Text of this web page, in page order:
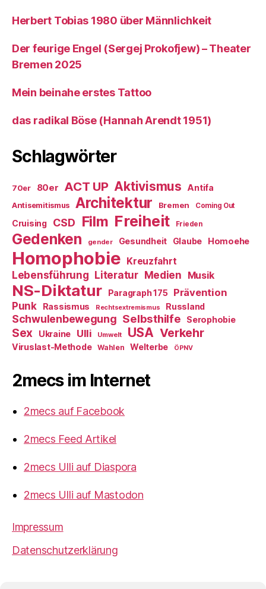
Herbert Tobias 1980 über Männlichkeit
Der feurige Engel (Sergej Prokofjew) – Theater
Bremen 2025
Mein beinahe erstes Tattoo
das radikal Böse (Hannah Arendt 1951)
Schlagwörter
70er 80er ACT UP Aktivismus Antifa
Antisemitismus Architektur Bremen Coming Out
Cruising CSD Film Freiheit Frieden
Gedenken gender Gesundheit Glaube Homoehe
Homophobie Kreuzfahrt
Lebensführung Literatur Medien Musik
NS-Diktatur Paragraph 175
Prävention
Punk
Rassismus Rechtsextremismus Russland
Schwulenbewegung Selbsthilfe Serophobie
Sex Ukraine Ulli Umwelt USA Verkehr
Viruslast-Methode Wahlen Welterbe ÖPNV
2mecs im Internet
2mecs auf Facebook
2mecs Feed Artikel
2mecs Ulli auf Diaspora
2mecs Ulli auf Mastodon
Impressum
Datenschutzerklärung